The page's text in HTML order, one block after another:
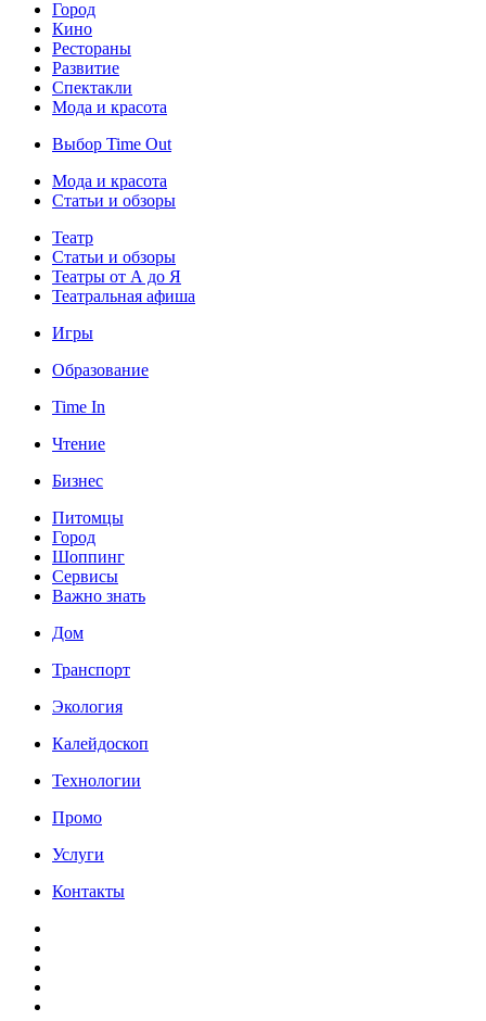
Город
Кино
Рестораны
Развитие
Спектакли
Мода и красота
Выбор Time Out
Мода и красота
Статьи и обзоры
Театр
Статьи и обзоры
Театры от А до Я
Театральная афиша
Игры
Образование
Time In
Чтение
Бизнес
Питомцы
Город
Шоппинг
Сервисы
Важно знать
Дом
Транспорт
Экология
Калейдоскоп
Технологии
Промо
Услуги
Контакты